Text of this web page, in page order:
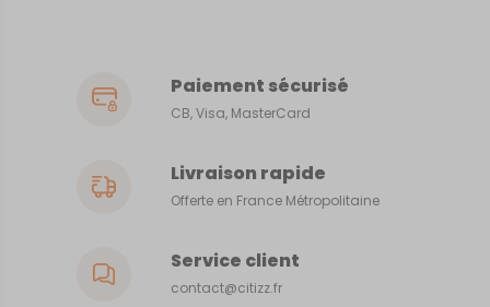
Paiement sécurisé
CB, Visa, MasterCard
Livraison rapide
Offerte en France Métropolitaine
Service client
contact@citizz.fr